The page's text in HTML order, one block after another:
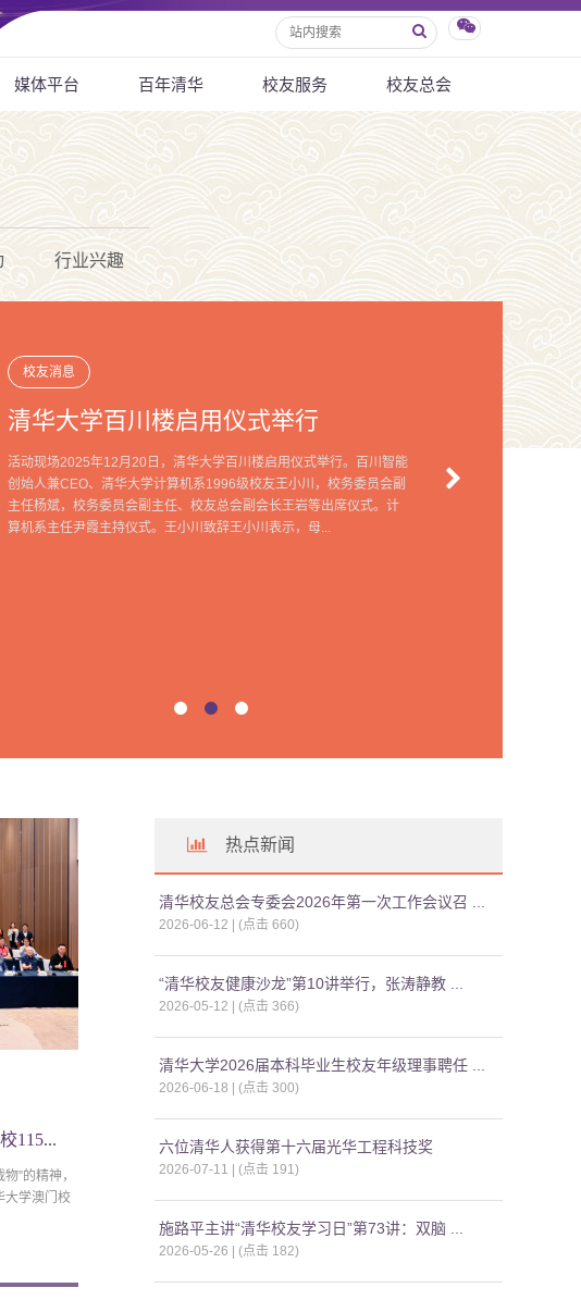
媒体平台 百年清华 校友服务 校友总会
行业兴趣
校友消息
清华大学百川楼启用仪式举行
活动现场2025年12月20日，清华大学百川楼启用仪式举行。百川智能
创始人兼CEO、清华大学计算机系1996级校友王小川，校务委员会副
主任杨斌，校务委员会副主任、校友总会副会长王岩等出席仪式。计
算机系主任尹霞主持仪式。王小川致辞王小川表示，母...
热点新闻
清华校友总会专委会2026年第一次工作会议召 ...
2026-06-12 | (点击 660)
“清华校友健康沙龙”第10讲举行，张涛静教 ...
2026-05-12 | (点击 366)
清华大学2026届本科毕业生校友年级理事聘任 ...
2026-06-18 | (点击 300)
六位清华人获得第十六届光华工程科技奖
2026-07-11 | (点击 191)
施路平主讲“清华校友学习日”第73讲：双脑 ...
2026-05-26 | (点击 182)
115...
”的精神，
大学澳门校